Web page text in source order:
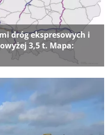
dróg ekspresowych i
3,5 t. Mapa: